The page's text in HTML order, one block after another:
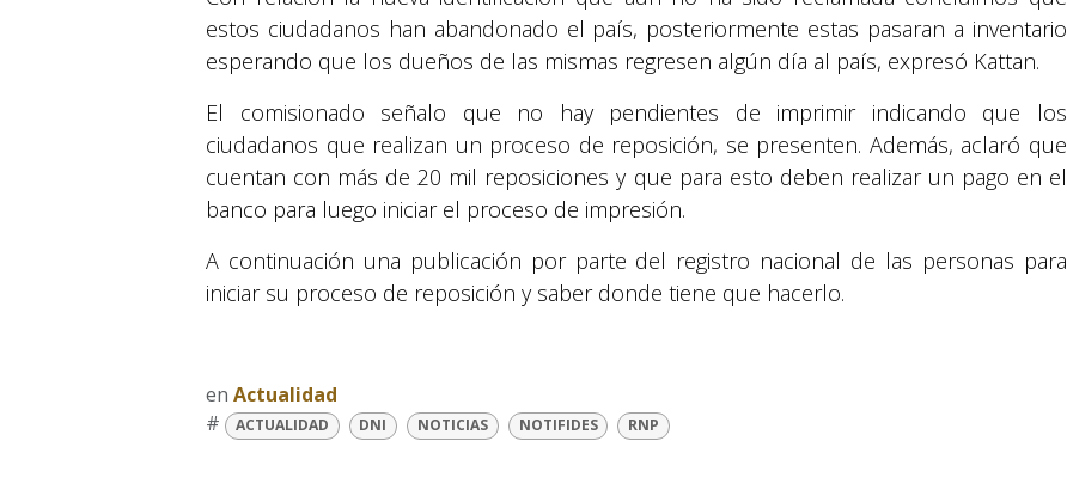
estos ciudadanos han abandonado el país, posteriormente estas pasaran a inventario
esperando que los dueños de las mismas regresen algún día al país, expresó Kattan.
El comisionado señalo que no hay pendientes de imprimir indicando que los
ciudadanos que realizan un proceso de reposición, se presenten. Además, aclaró que
cuentan con más de 20 mil reposiciones y que para esto deben realizar un pago en el
banco para luego iniciar el proceso de impresión.
A continuación una publicación por parte del registro nacional de las personas para
iniciar su proceso de reposición y saber donde tiene que hacerlo.
en Actualidad
#
ACTUALIDAD DNI NOTICIAS NOTIFIDES RNP
Suyapa Medios, es una multiplataforma de
comunicación católica en Honduras,
promovida por la Fundación para la Educación
y la Comunicación Social.